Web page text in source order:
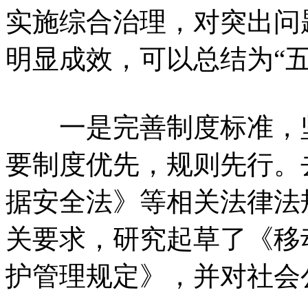
实施综合治理，对突出
明显成效，可以总结为“
一是完善制度标准，
要制度优先，规则先行
据安全法》等相关法律
关要求，研究起草了《
护管理规定》，并对社